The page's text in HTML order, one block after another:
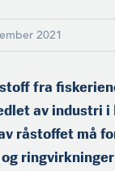
2021
fra
av industri i
råstoffet må